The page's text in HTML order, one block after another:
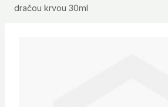
dračou krvou 30ml